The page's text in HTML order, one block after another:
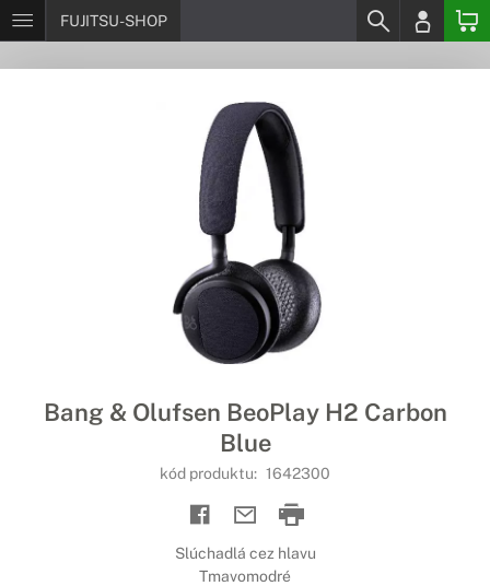
FUJITSU-SHOP
Bang & Olufsen BeoPlay H2 Carbon
Blue
kód produktu: 1642300
Slúchadlá cez hlavu
Tmavomodré